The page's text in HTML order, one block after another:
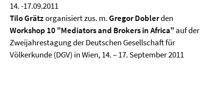
14. -17.09.2011
Tilo Grätzorganisiert zus. m.Gregor Doblerden
Workshop 10 "Mediators and Brokers in Africa" auf der
Zweijahrestagung der Deutschen Gesellschaft für
Völkerkunde (DGV) in Wien, 14. – 17. September 2011